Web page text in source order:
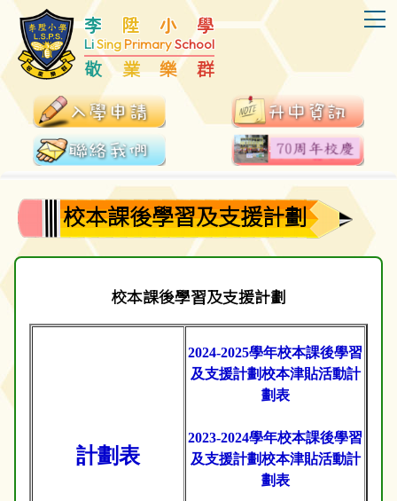
李 陞 小 學
LiSingPrimarySchool
敬 業 樂 群
校本課後學習及支援計劃
校本課後學習及支援計劃
計劃表
2024-2025學年校本課後學習
及支援計劃校本津貼活動計
劃表
2023-2024學年校本課後學習
及支援計劃校本津貼活動計
劃表